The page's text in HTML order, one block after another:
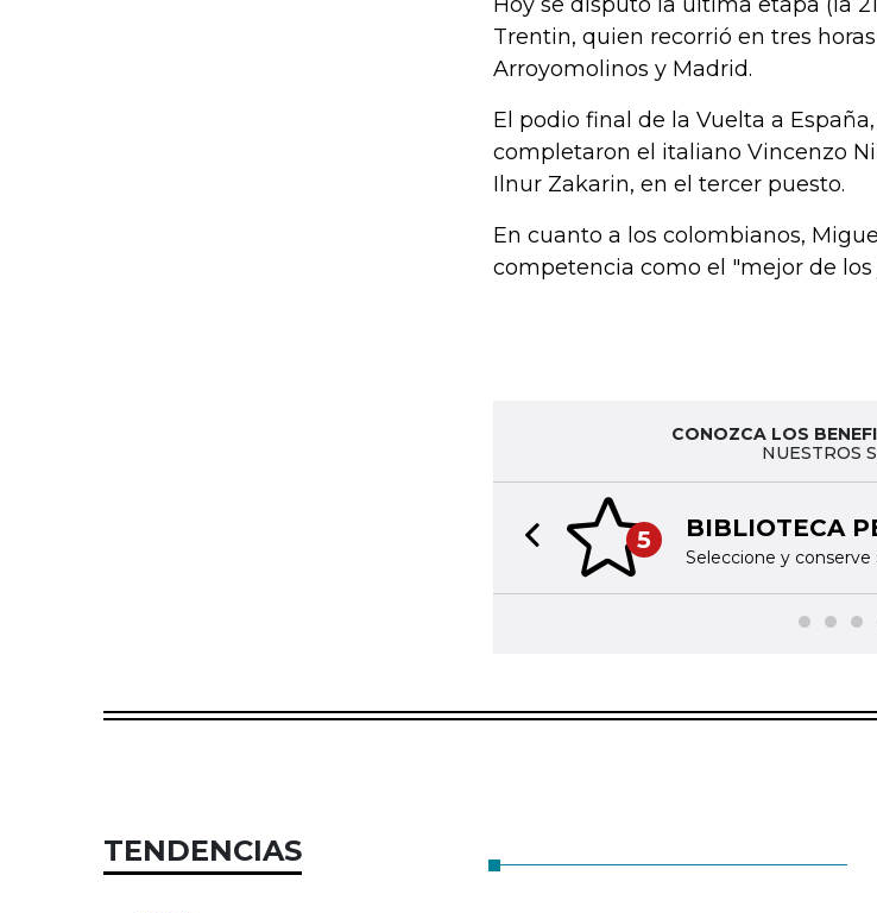
Trentin, quien recorrió en tres
Arroyomolinos y Madrid.
El podio final de la Vuelta a
completaron el italiano Vincenzo
Ilnur Zakarin, en el tercer puesto.
En cuanto a los colombianos,
competencia como el "mejor de los
CONOZCA LOS
NUESTROS
5 BIBLIOTECA
Seleccione y
Previous slide
TENDENCIAS